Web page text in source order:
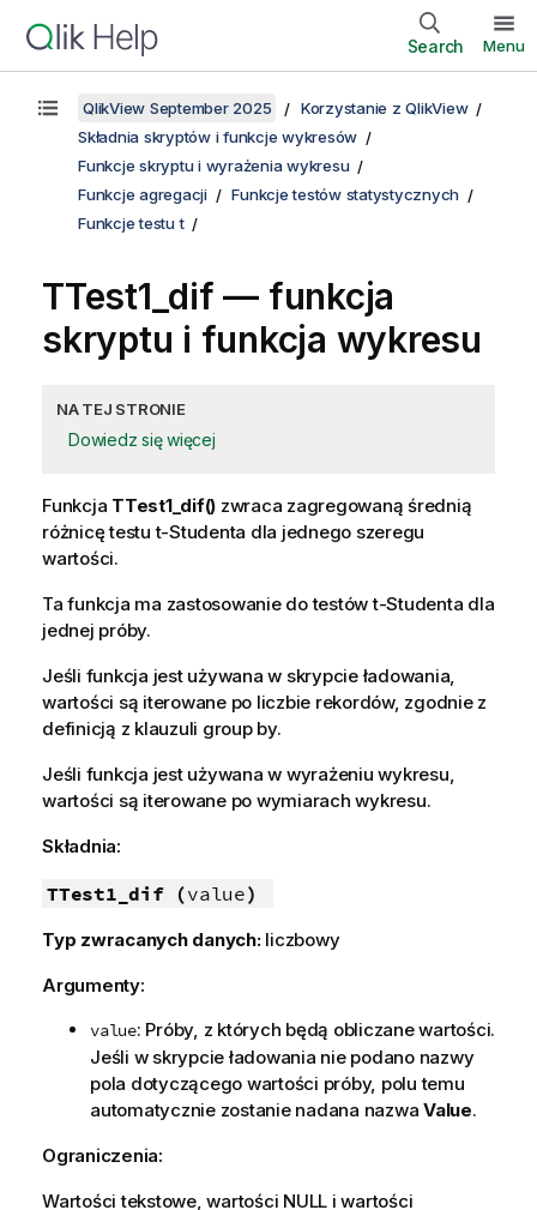
Search Menu
QlikView September 2025
Korzystanie z QlikView
Składnia skryptów i funkcje wykresów
Funkcje skryptu i wyrażenia wykresu
Funkcje agregacji
Funkcje testów statystycznych
Funkcje testu t
TTest1_dif — funkcja
skryptu i funkcja wykresu
NA TEJ STRONIE
Dowiedz się więcej
Funkcja TTest1_dif() zwraca zagregowaną średnią
różnicę testu t-Studenta dla jednego szeregu
wartości.
Ta funkcja ma zastosowanie do testów t-Studenta dla
jednej próby.
Jeśli funkcja jest używana w skrypcie ładowania,
wartości są iterowane po liczbie rekordów, zgodnie z
definicją z klauzuli group by.
Jeśli funkcja jest używana w wyrażeniu wykresu,
wartości są iterowane po wymiarach wykresu.
Składnia:
TTest1_dif (value)
Typ zwracanych danych: liczbowy
Argumenty:
value: Próby, z których będą obliczane wartości.
Jeśli w skrypcie ładowania nie podano nazwy
pola dotyczącego wartości próby, polu temu
automatycznie zostanie nadana nazwa Value.
Ograniczenia:
Wartości tekstowe, wartości NULL i wartości